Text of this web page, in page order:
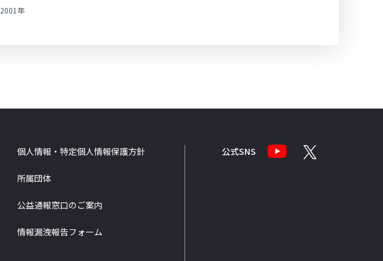
2001年
個人情報・特定個人情報保護方針
所属団体
公益通報窓口のご案内
情報漏洩報告フォーム
公式SNS